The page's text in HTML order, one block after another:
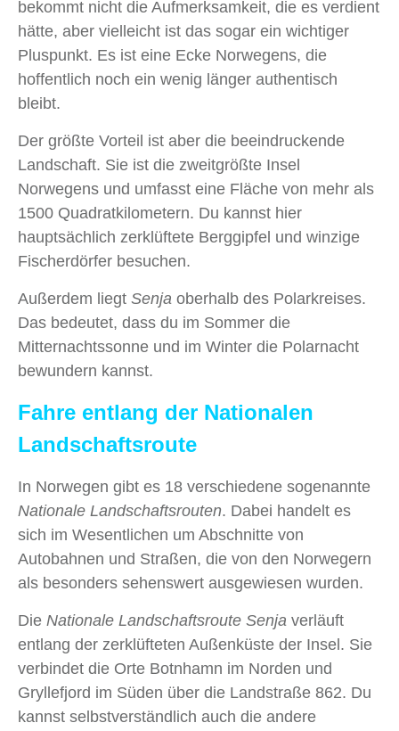
bekommt nicht die Aufmerksamkeit, die es verdient
hätte, aber vielleicht ist das sogar ein wichtiger
Pluspunkt. Es ist eine Ecke Norwegens, die
hoffentlich noch ein wenig länger authentisch
bleibt.
Der größte Vorteil ist aber die beeindruckende
Landschaft. Sie ist die zweitgrößte Insel
Norwegens und umfasst eine Fläche von mehr als
1500 Quadratkilometern. Du kannst hier
hauptsächlich zerklüftete Berggipfel und winzige
Fischerdörfer besuchen.
Außerdem liegt Senja oberhalb des Polarkreises.
Das bedeutet, dass du im Sommer die
Mitternachtssonne und im Winter die Polarnacht
bewundern kannst.
Fahre entlang der Nationalen
Landschaftsroute
In Norwegen gibt es 18 verschiedene sogenannte
Nationale Landschaftsrouten. Dabei handelt es
sich im Wesentlichen um Abschnitte von
Autobahnen und Straßen, die von den Norwegern
als besonders sehenswert ausgewiesen wurden.
Die Nationale Landschaftsroute Senja verläuft
entlang der zerklüfteten Außenküste der Insel. Sie
verbindet die Orte Botnhamn im Norden und
Gryllefjord im Süden über die Landstraße 862. Du
kannst selbstverständlich auch die andere